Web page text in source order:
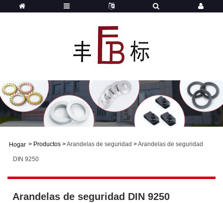
Hogar > Productos >Arandelas de seguridad >Arandelas de seguridad
DIN 9250
Arandelas de seguridad DIN 9250